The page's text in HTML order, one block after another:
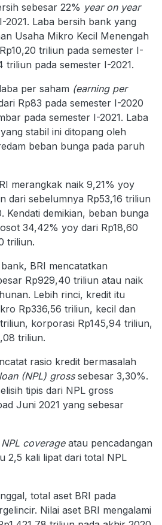
sebesar 22% year on year
2021. Laba bersih bank yang
Usaha Mikro Kecil Menengah
triliun pada semester I-
triliun pada semester I-2021.
per saham (earning per
Rp83 pada semester I-2020
pada semester I-2021. Laba
stabil ini ditopang oleh
beban bunga pada paruh
merangkak naik 9,21% yoy
dari sebelumnya Rp53,16 triliun
Kendati demikian, beban bunga
34,42% yoy dari Rp18,60
triliun.
BRI mencatatkan
Rp929,40 triliun atau naik
Lebih rinci, kredit itu
Rp336,56 triliun, kecil dan
korporasi Rp145,94 triliun,
triliun.
rasio kredit bermasalah
(NPL) gross sebesar 3,30%.
tipis dari NPL gross
Juni 2021 yang sebesar
NPL coverageatau pencadangan
2,5 kali lipat dari total NPL
total aset BRI pada
Nilai aset BRI mengalami